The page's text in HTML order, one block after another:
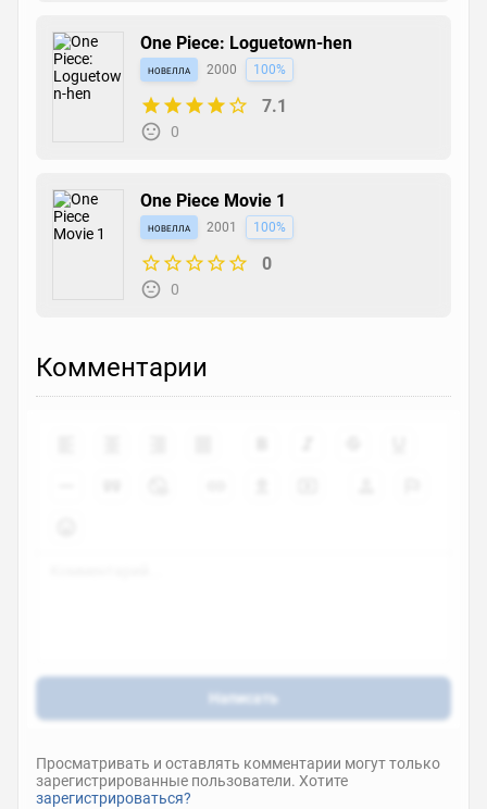
One Piece: Loguetown-hen
новелла 2000 100%
7.1
0
One Piece Movie 1
новелла 2001 100%
0
0
Комментарии
Написать
Просматривать и оставлять комментарии могут только
зарегистрированные пользователи. Хотите
зарегистрироваться?